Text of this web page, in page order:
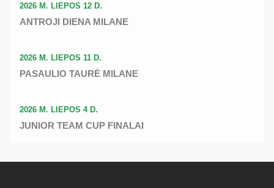
2026 M. LIEPOS 12 D.
ANTROJI DIENA MILANE
2026 M. LIEPOS 11 D.
PASAULIO TAURĖ MILANE
2026 M. LIEPOS 4 D.
JUNIOR TEAM CUP FINALAI